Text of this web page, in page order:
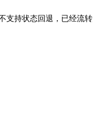
持状态回退，已经流